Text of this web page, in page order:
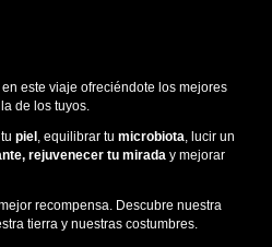
este viaje ofreciéndote los mejores
de los tuyos.
tu piel , equilibrar tu microbiota, lucir un
rejuvenecer tu mirada y mejorar
recompensa. Descubre nuestra
tierra y nuestras costumbres.